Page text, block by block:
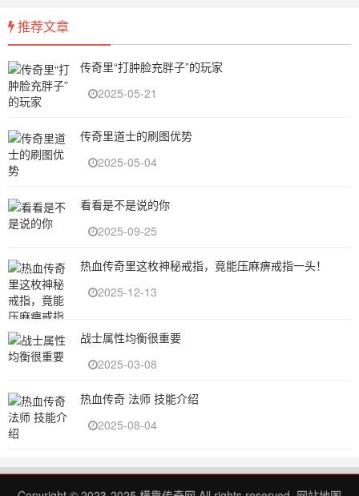
推荐文章
传奇里“打肿脸充胖子”的玩家
2025-05-21
传奇里道士的刷图优势
2025-05-04
看看是不是说的你
2025-09-25
热血传奇里这枚神秘戒指，竟能压麻痹戒指一头！
2025-12-13
战士属性均衡很重要
2025-03-08
热血传奇 法师 技能介绍
2025-08-04